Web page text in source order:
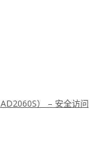
） – 安全访问